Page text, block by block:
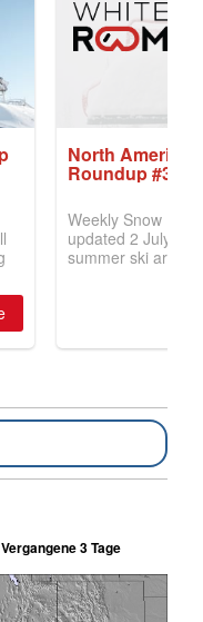
Vergangene 3 Tage